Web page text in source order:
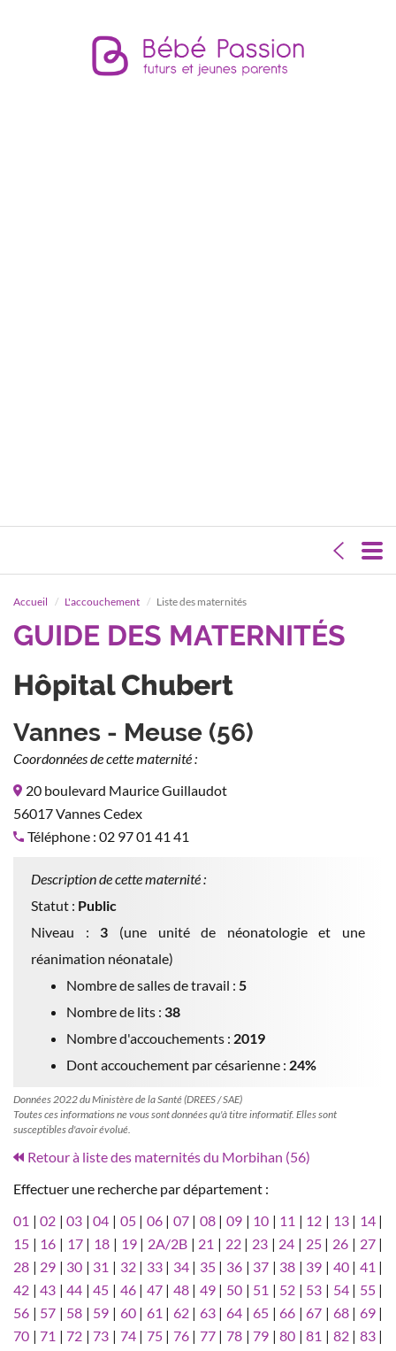
Accueil L'accouchement Liste des maternités
GUIDE DES MATERNITÉS
Hôpital Chubert
Vannes - Meuse (56)
Coordonnées de cette maternité :
20 boulevard Maurice Guillaudot
56017 Vannes Cedex
Téléphone : 02 97 01 41 41
Description de cette maternité :
Statut : Public
Niveau : 3 (une unité de néonatologie et une
réanimation néonatale)
Nombre de salles de travail : 5
Nombre de lits : 38
Nombre d'accouchements : 2019
Dont accouchement par césarienne : 24%
Données 2022 du Ministère de la Santé (DREES / SAE)
Toutes ces informations ne vous sont données qu'à titre informatif. Elles sont
susceptibles d'avoir évolué.
Retour à liste des maternités du Morbihan (56)
Effectuer une recherche par département :
01 |02 |03 |04 | 05| 06| 07| 08| 09 | 10 | 11 | 12 | 13| 14|
15 | 16 | 17| 18 | 19| 2A/2B| 21 | 22| 23 | 24 | 25| 26 | 27|
28 | 29 | 30 | 31 | 32| 33| 34| 35| 36 | 37 | 38 | 39 | 40| 41 |
42 |43 |44 |45 | 46| 47| 48| 49| 50 | 51 | 52 | 53 | 54| 55|
56 | 57 | 58 | 59 | 60| 61 | 62| 63| 64 |65 |66 |67 | 68| 69|
70 |71 |72 |73 | 74| 75| 76| 77| 78 |79 |80 |81 | 82| 83|